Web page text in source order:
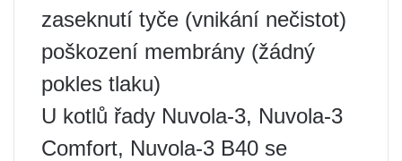
zaseknutí tyče (vnikání nečistot)
poškození membrány (žádný
pokles tlaku)
U kotlů řady Nuvola-3, Nuvola-3
Comfort, Nuvola-3 B40 se